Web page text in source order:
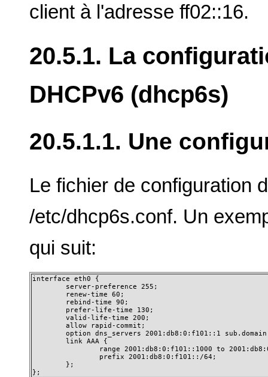
client à l'adresse ff02::16.
20.5.1. La
DHCPv6 (dhcp6s)
20.5.1.1. Une
Le fichier de configuration
/etc/dhcp6s.conf. Un
qui suit:
interface eth0 {
        server-preference 255;
        renew-time 60;
        rebind-time 90;
        prefer-life-time 130;
        valid-life-time 200;
        allow rapid-commit;
option dns_servers 2001:db8:0:f101::1
        link AAA {
range 2001:db8:0:f101::1000 to
                prefix 2001:db8:0:f101::/64;
        };
};